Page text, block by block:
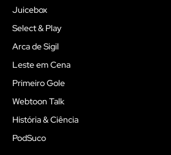
Juicebox
Select & Play
Arca de Sigil
Leste em Cena
Primeiro Gole
Webtoon Talk
História & Ciência
PodSuco